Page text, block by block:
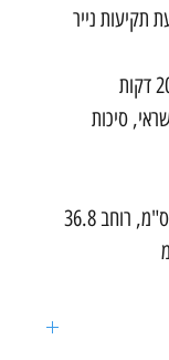
תקיעות נייר
סיכות